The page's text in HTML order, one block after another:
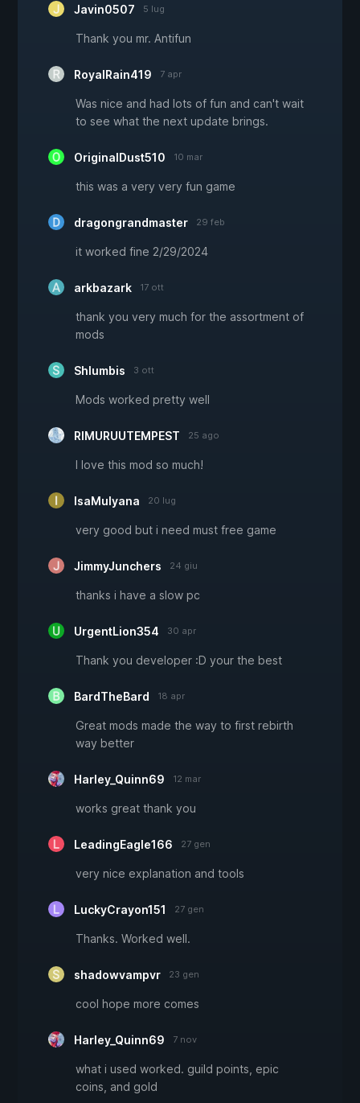
Javin0507 5 lug
Thank you mr. Antifun
RoyalRain419 7 apr
Was nice and had lots of fun and can't wait
to see what the next update brings.
OriginalDust510 10 mar
this was a very very fun game
dragongrandmaster 29 feb
it worked fine 2/29/2024
arkbazark 17 ott
thank you very much for the assortment of
mods
Shlumbis 3 ott
Mods worked pretty well
RIMURUUTEMPEST 25 ago
I love this mod so much!
IsaMulyana 20 lug
very good but i need must free game
JimmyJunchers 24 giu
thanks i have a slow pc
UrgentLion354 30 apr
Thank you developer :D your the best
BardTheBard 18 apr
Great mods made the way to first rebirth
way better
Harley_Quinn69 12 mar
works great thank you
LeadingEagle166 27 gen
very nice explanation and tools
LuckyCrayon151 27 gen
Thanks. Worked well.
shadowvampvr 23 gen
cool hope more comes
Harley_Quinn69 7 nov
what i used worked. guild points, epic
coins, and gold